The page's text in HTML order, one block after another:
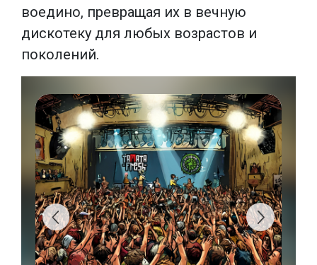
воедино, превращая их в вечную
дискотеку для любых возрастов и
поколений.